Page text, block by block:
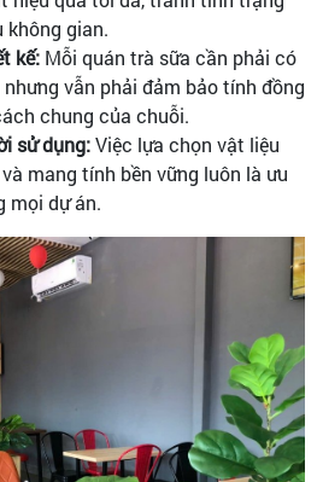
gian.
kế: Mỗi quán trà sữa cần phải có
vẫn phải đảm bảo tính đồng
chung của chuỗi.
sử dụng:Việc lựa chọn vật liệu
mang tính bền vững luôn là ưu
mọi dự án.